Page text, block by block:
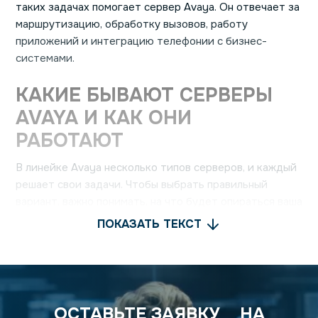
таких задачах помогает сервер Avaya. Он отвечает за
маршрутизацию, обработку вызовов, работу
приложений и интеграцию телефонии с бизнес-
системами.
КАКИЕ БЫВАЮТ СЕРВЕРЫ
AVAYA И КАК ОНИ
РАБОТАЮТ
В линейке Avaya несколько типов серверов, и каждый
решает свои задачи. Чтобы выбрать правильный
обработки голосового трафика и маршрутизации
вызовов;
ПОКАЗАТЬ ТЕКСТ